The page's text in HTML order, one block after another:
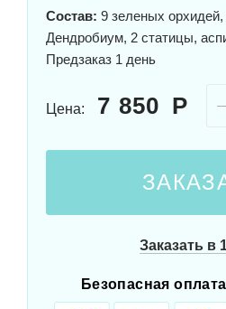
Состав: 9 зеленых
Дендробиум, 2 статицы,
Предзаказ 1 день
Цена: 7 850
Заказать в
Безопасная